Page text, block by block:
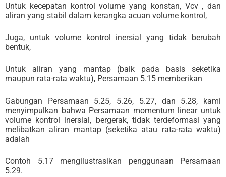
Untuk kecepatan kontrol volume yang konstan, Vcv , dan
aliran yang stabil dalam kerangka acuan volume kontrol,
Juga, untuk volume kontrol inersial yang tidak berubah
bentuk,
Untuk aliran yang mantap (baik pada basis seketika
maupun rata-rata waktu), Persamaan 5.15 memberikan
Gabungan Persamaan 5.25, 5.26, 5.27, dan 5.28, kami
menyimpulkan bahwa Persamaan momentum linear untuk
volume kontrol inersial, bergerak, tidak terdeformasi yang
melibatkan aliran mantap (seketika atau rata-rata waktu)
adalah
Contoh 5.17 mengilustrasikan penggunaan Persamaan
5.29.